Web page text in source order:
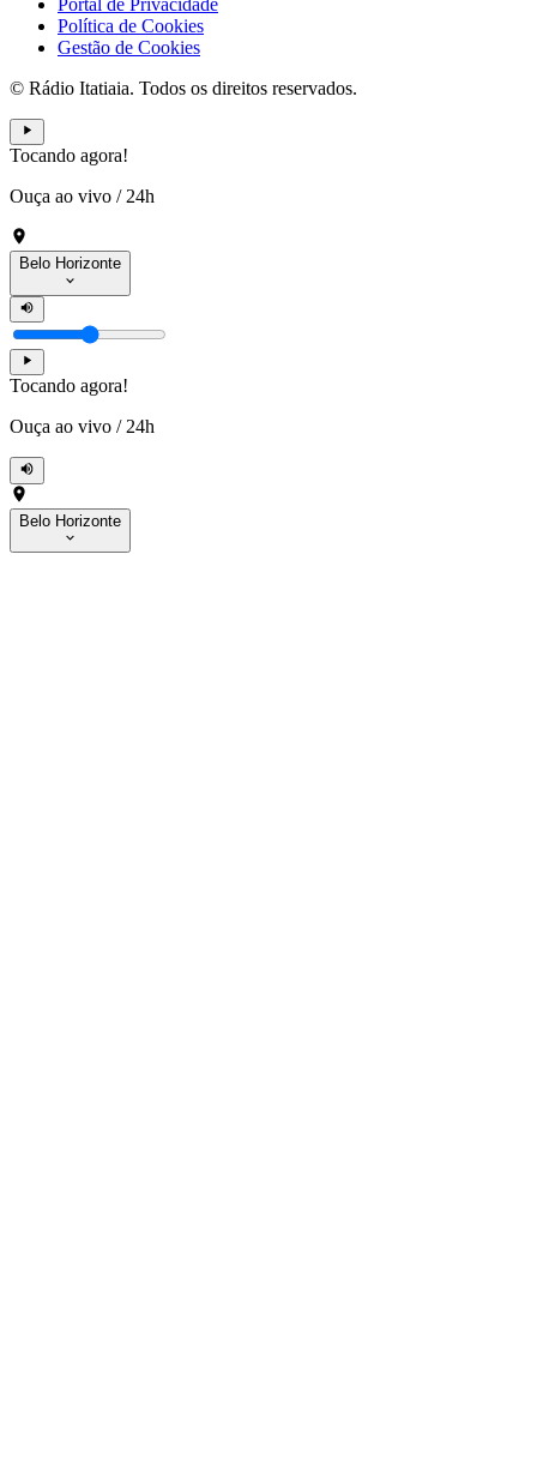
Política de Cookies
Gestão de Cookies
© Rádio Itatiaia. Todos os direitos reservados.
Tocando agora!
Ouça ao vivo / 24h
Belo Horizonte
Tocando agora!
Ouça ao vivo / 24h
Belo Horizonte